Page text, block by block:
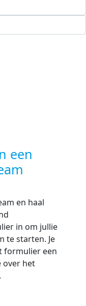
een
en haal
in om jullie
te starten. Je
formulier een
over het